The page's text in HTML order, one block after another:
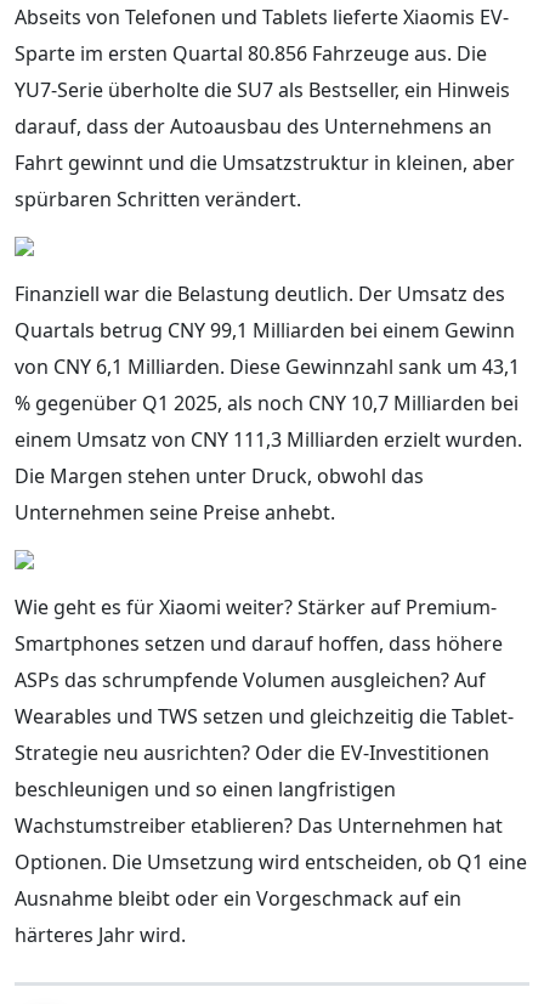
Abseits von Telefonen und Tablets lieferte Xiaomis EV-
Sparte im ersten Quartal 80.856 Fahrzeuge aus. Die
YU7-Serie überholte die SU7 als Bestseller, ein Hinweis
darauf, dass der Autoausbau des Unternehmens an
Fahrt gewinnt und die Umsatzstruktur in kleinen, aber
spürbaren Schritten verändert.
Finanziell war die Belastung deutlich. Der Umsatz des
Quartals betrug CNY 99,1 Milliarden bei einem Gewinn
von CNY 6,1 Milliarden. Diese Gewinnzahl sank um 43,1
% gegenüber Q1 2025, als noch CNY 10,7 Milliarden bei
einem Umsatz von CNY 111,3 Milliarden erzielt wurden.
Die Margen stehen unter Druck, obwohl das
Unternehmen seine Preise anhebt.
Wie geht es für Xiaomi weiter? Stärker auf Premium-
Smartphones setzen und darauf hoffen, dass höhere
ASPs das schrumpfende Volumen ausgleichen? Auf
Wearables und TWS setzen und gleichzeitig die Tablet-
Strategie neu ausrichten? Oder die EV-Investitionen
beschleunigen und so einen langfristigen
Wachstumstreiber etablieren? Das Unternehmen hat
Optionen. Die Umsetzung wird entscheiden, ob Q1 eine
Ausnahme bleibt oder ein Vorgeschmack auf ein
härteres Jahr wird.